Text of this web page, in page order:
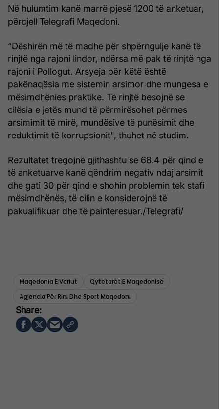
Në hulumtim kanë marrë pjesë 1200 të anketuar,
përcjell Telegrafi Maqedoni.
“Dëshirën më të madhe për shpërngulje kanë të
rinjtë nga rajoni lindor, ndërsa më pak të rinjtë nga
rajoni i Pollogut. Arsyeja për këtë është
pakënaqësia me sistemin arsimor dhe mungesa e
mësimdhënies praktike. Të rinjtë besojnë se
cilësia e jetës mund të përmirësohet përmes
arsimimit të mirë, mundësive të punësimit dhe
reduktimit të korrupsionit", thuhet në studim.
Rezultatet tregojnë gjithashtu se 68.4 për qind e
të anketuarve kanë qëndrim negativ ndaj arsimit
dhe gati 30 për qind e shohin problemin tek stafi
mësimdhënës, të cilin e konsiderojnë të
pakualifikuar dhe të painteresuar./Telegrafi/
Maqedonia E Veriut
Qytetarët E Maqedonisë
Agjencia Për Rini Dhe Sport Maqedoni